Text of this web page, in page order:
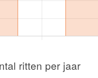
ritten per jaar